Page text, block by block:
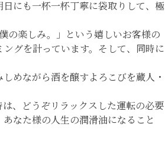
にも一杯一杯丁寧に袋取りして、極
の楽しみ。」という嬉しいお客様の
グを計っています。そして、同時に
めながら酒を醸すよろこびを蔵人・
、どうぞリラックスした運転の必要
なた様の人生の潤滑油になること